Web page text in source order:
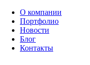
О компании
Портфолио
Новости
Блог
Контакты